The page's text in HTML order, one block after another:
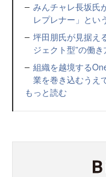
みんチャレ長坂氏
レプレナー」とい
坪田朋氏が見据え
ジェクト型”の働
組織を越境する
業を巻き込むうえ
もっと読む